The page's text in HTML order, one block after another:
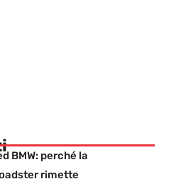
BMW: perché la
rimette